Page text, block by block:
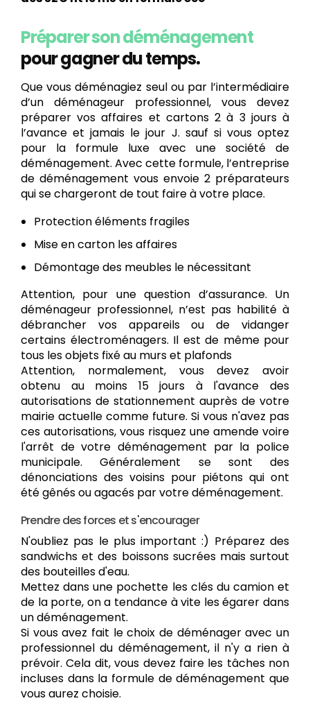
Préparer son déménagement
pour gagner du temps.
Que vous déménagiez seul ou par l’intermédiaire
d’un déménageur professionnel, vous devez
préparer vos affaires et cartons 2 à 3 jours à
l’avance et jamais le jour J. sauf si vous optez
pour la formule luxe avec une société de
déménagement. Avec cette formule, l’entreprise
de déménagement vous envoie 2 préparateurs
qui se chargeront de tout faire à votre place.
Protection éléments fragiles
Mise en carton les affaires
Démontage des meubles le nécessitant
Attention, pour une question d’assurance. Un
déménageur professionnel, n’est pas habilité à
débrancher vos appareils ou de vidanger
certains électroménagers. Il est de même pour
tous les objets fixé au murs et plafonds
Attention, normalement, vous devez avoir
obtenu au moins 15 jours à l'avance des
autorisations de stationnement auprès de votre
mairie actuelle comme future. Si vous n'avez pas
ces autorisations, vous risquez une amende voire
l'arrêt de votre déménagement par la police
municipale. Généralement se sont des
dénonciations des voisins pour piétons qui ont
été gênés ou agacés par votre déménagement.
Prendre des forces et s'encourager
N'oubliez pas le plus important :) Préparez des
sandwichs et des boissons sucrées mais surtout
des bouteilles d'eau.
Mettez dans une pochette les clés du camion et
de la porte, on a tendance à vite les égarer dans
un déménagement.
Si vous avez fait le choix de déménager avec un
professionnel du déménagement, il n'y a rien à
prévoir. Cela dit, vous devez faire les tâches non
incluses dans la formule de déménagement que
vous aurez choisie.